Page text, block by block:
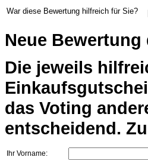
War diese Bewertung hilfreich für Sie?
Neue
Die jeweils
das Voting
entscheidend.
Ihr Vorname: